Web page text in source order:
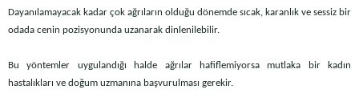
Dayanılamayacak kadar çok ağrıların olduğu dönemde sıcak, karanlık ve sessiz bir
odada cenin pozisyonunda uzanarak dinlenilebilir.
Bu yöntemler uygulandığı halde ağrılar hafiflemiyorsa mutlaka bir kadın
hastalıkları ve doğum uzmanına başvurulması gerekir.